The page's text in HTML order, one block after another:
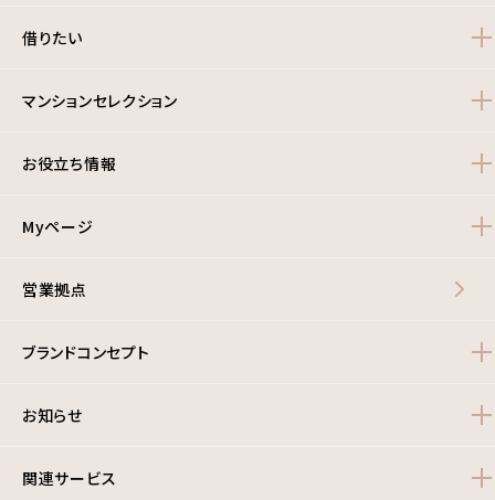
借りたい
マンションセレクション
お役立ち情報
Myページ
営業拠点
ブランドコンセプト
お知らせ
関連サービス